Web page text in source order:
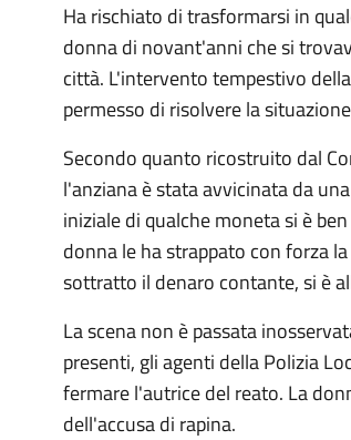
Ha rischiato di trasformarsi in
donna di novant'anni che si
città. L'intervento tempestivo
permesso di risolvere la
Secondo quanto ricostruito dal
l'anziana è stata avvicinata da
iniziale di qualche moneta si è
donna le ha strappato con forza
sottratto il denaro contante, si è
La scena non è passata
presenti, gli agenti della Polizia
fermare l'autrice del reato. La
dell'accusa di rapina.